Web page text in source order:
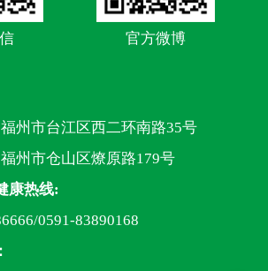
官方微博
州市台江区西二环南路35号
州市仓山区燎原路179号
康热线:
0591-83890168